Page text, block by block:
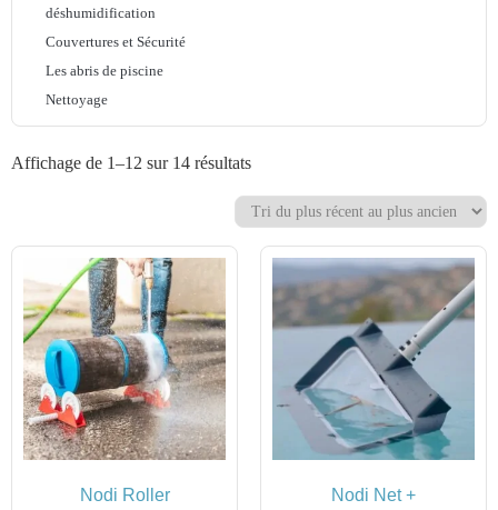
déshumidification
Couvertures et Sécurité
Les abris de piscine
Nettoyage
Affichage de 1–12 sur 14 résultats
Nodi Roller Nodi Net +